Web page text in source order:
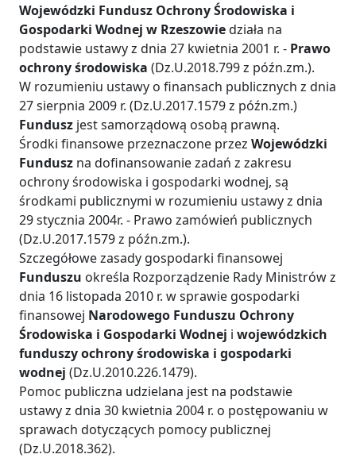
Wojewódzki Fundusz Ochrony Środowiska i
Gospodarki Wodnej w Rzeszowiedziała na
podstawie ustawy z dnia 27 kwietnia 2001 r. - Prawo
ochrony środowiska (Dz.U.2018.799 z późn.zm.).
W rozumieniu ustawy o finansach publicznych z dnia
27 sierpnia 2009 r. (Dz.U.2017.1579 z późn.zm.)
Fundusz jest samorządową osobą prawną.
Środki finansowe przeznaczone przez Wojewódzki
Fundusz na dofinansowanie zadań z zakresu
ochrony środowiska i gospodarki wodnej, są
środkami publicznymi w rozumieniu ustawy z dnia
29 stycznia 2004r. - Prawo zamówień publicznych
(Dz.U.2017.1579 z późn.zm.).
Szczegółowe zasady gospodarki finansowej
Funduszu określa Rozporządzenie Rady Ministrów z
dnia 16 listopada 2010 r. w sprawie gospodarki
finansowej Narodowego Funduszu Ochrony
Środowiska i Gospodarki Wodnej i wojewódzkich
funduszy ochrony środowiska i gospodarki
wodnej (Dz.U.2010.226.1479).
Pomoc publiczna udzielana jest na podstawie
ustawy z dnia 30 kwietnia 2004 r. o postępowaniu w
sprawach dotyczących pomocy publicznej
(Dz.U.2018.362).